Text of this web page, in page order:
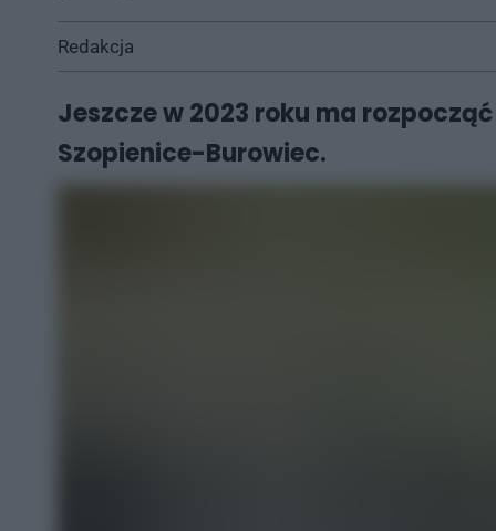
Redakcja
Jeszcze w 2023 roku ma
Szopienice-Burowiec.